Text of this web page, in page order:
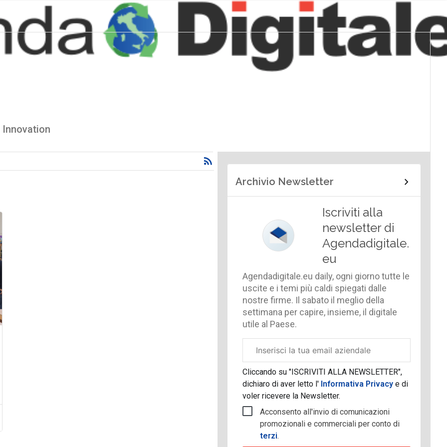
Archivio Newsletter
Iscriviti alla
newsletter di
Agendadigitale.
eu
Agendadigitale.eu daily, ogni giorno tutte le
uscite e i temi più caldi spiegati dalle
nostre firme. Il sabato il meglio della
settimana per capire, insieme, il digitale
utile al Paese.
aziendale
Cliccando su "ISCRIVITI ALLA NEWSLETTER",
dichiaro di aver letto l' Informativa Privacye di
voler ricevere la Newsletter.
Acconsento all'invio di comunicazioni
promozionali e commerciali per conto di
terzi.